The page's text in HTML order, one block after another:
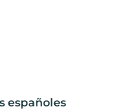
españoles